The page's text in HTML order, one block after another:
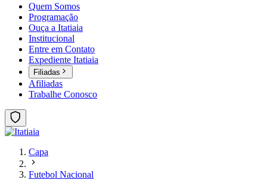
Quem Somos
Programação
Ouça a Itatiaia
Institucional
Entre em Contato
Expediente Itatiaia
Filiadas
Afiliadas
Trabalhe Conosco
Capa
Futebol Nacional